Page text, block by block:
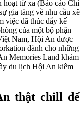
hoạt từ xa (Báo cáo Chỉ
gia tăng về nhu cầu xê
việc đã thúc đẩy kế
của một bộ phận
Nam, Hội An được
dành cho những
Memories Land khám
du lịch Hội An kiêm
thật chill để